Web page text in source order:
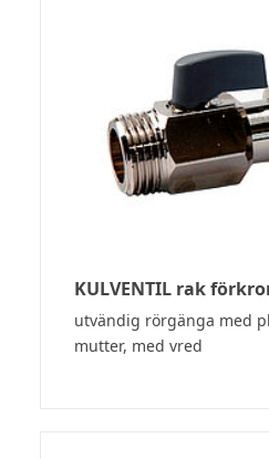
KULVENTIL rak
utvändig rörgänga med
mutter, med vred